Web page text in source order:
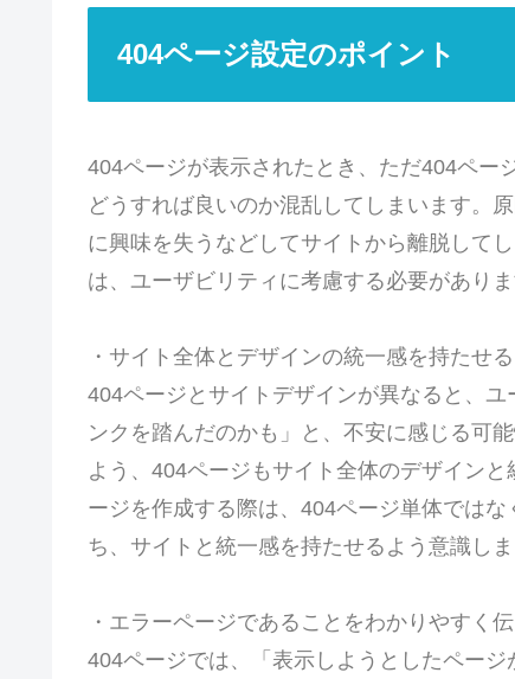
404ページ設定のポイント
404ページが表示されたとき、ただ404ペー
どうすれば良いのか混乱してしまいます。
に興味を失うなどしてサイトから離脱して
は、ユーザビリティに考慮する必要があり
・サイト全体とデザインの統一感を持たせる
404ページとサイトデザインが異なると、
ンクを踏んだのかも」と、不安に感じる可
よう、404ページもサイト全体のデザイン
ージを作成する際は、404ページ単体では
ち、サイトと統一感を持たせるよう意識しま
・エラーページであることをわかりやすく
404ページでは、「表示しようとしたペー